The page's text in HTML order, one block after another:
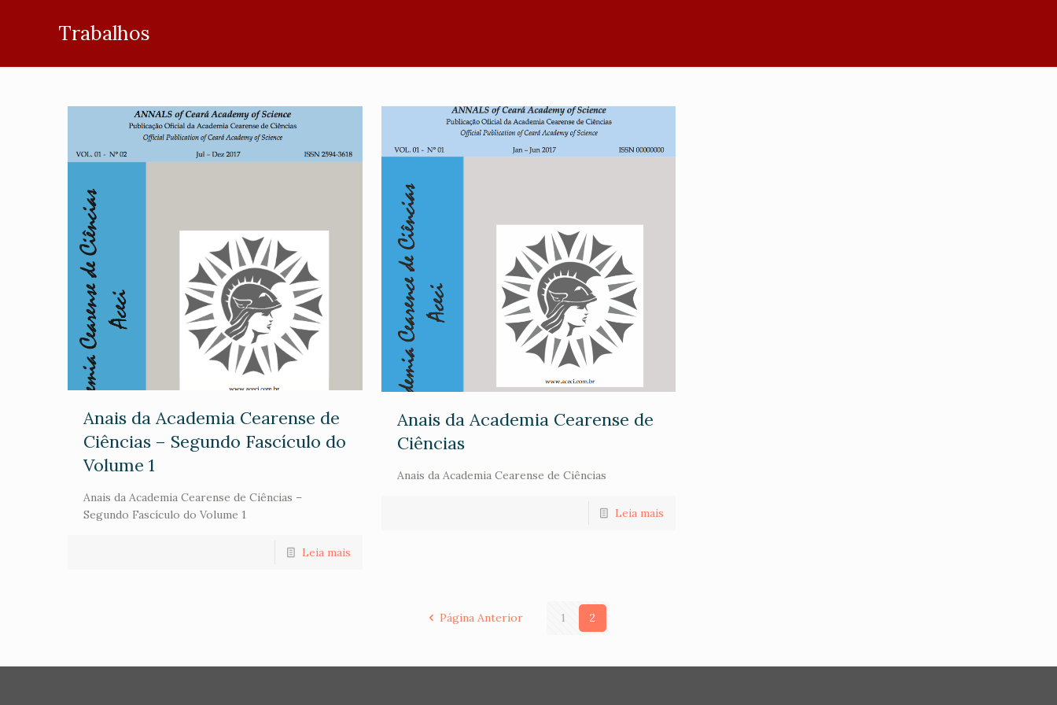
Trabalhos
Anais da Academia Cearense de
Ciências – Segundo Fascículo do
Volume 1
Anais da Academia Cearense de Ciências –
Segundo Fascículo do Volume 1
Leia mais
Anais da Academia Cearense de
Ciências
Anais da Academia Cearense de Ciências
Leia mais
Página Anterior 1 2